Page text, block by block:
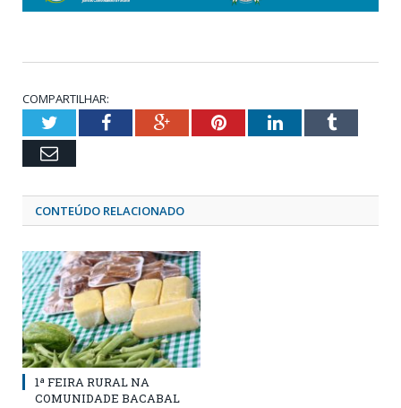
COMPARTILHAR:
TwitterFacebookGoogle+PinterestLinkedInTumblr
Email
CONTEÚDO RELACIONADO
1ª FEIRA RURAL NA
COMUNIDADE BACABAL